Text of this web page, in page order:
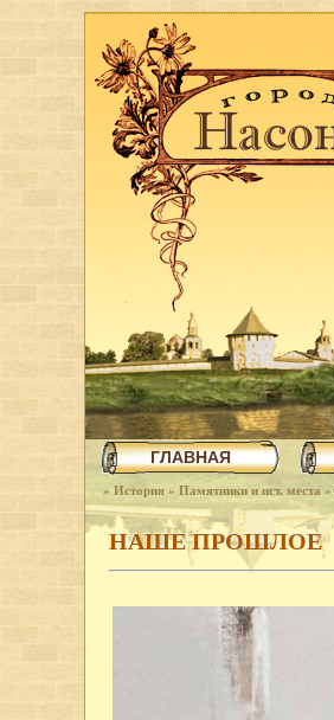
ГЛАВНАЯ
» История » Памятники и ист. места »
НАШЕ ПРОШЛОЕ